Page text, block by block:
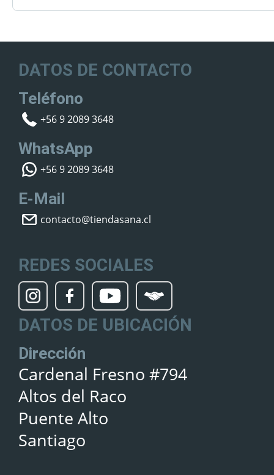
DATOS DE CONTACTO
Teléfono
+56 9 2089 3648
WhatsApp
+56 9 2089 3648
E-Mail
contacto@tiendasana.cl
REDES SOCIALES
DATOS DE UBICACIÓN
Dirección
Cardenal Fresno #794
Altos del Raco
Puente Alto
Santiago